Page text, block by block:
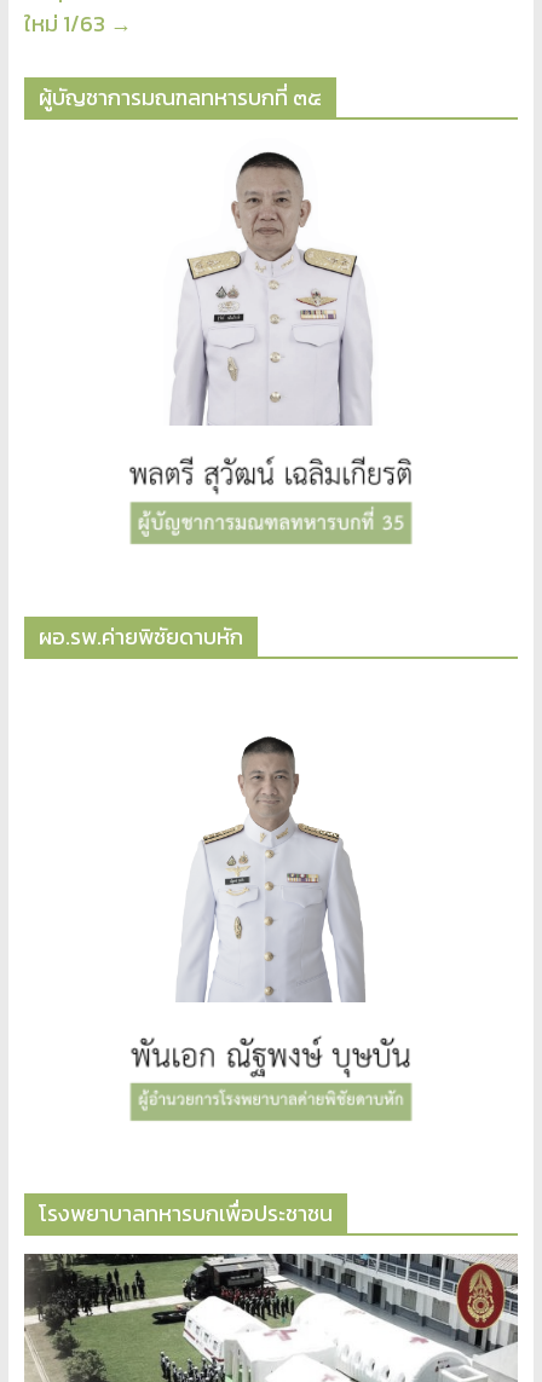
ใหม่ 1/63 →
ผู้บัญชาการมณฑลทหารบกที่ ๓๕
ผอ.รพ.ค่ายพิชัยดาบหัก
โรงพยาบาลทหารบกเพื่อประชาชน